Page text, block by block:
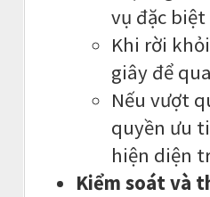
vụ đặc
Khi rời
giây để
Nếu vượt
quyền ưu
hiện diện
Kiểm soát và